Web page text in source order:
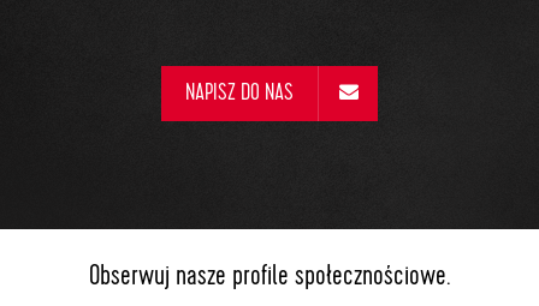
NAPISZ DO NAS
Obserwuj nasze profile społecznościowe.